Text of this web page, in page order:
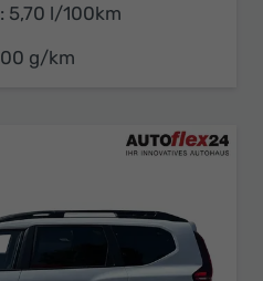
5,70 l/100km
g/km